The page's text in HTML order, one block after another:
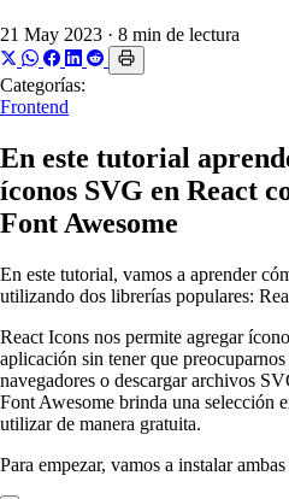
21 May 2023 · 8 min de lectura
Categorías:
Frontend
En este tutorial
íconos SVG en React
Font Awesome
En este tutorial, vamos a aprender
utilizando dos librerías populares:
React Icons nos permite agregar
aplicación sin tener que
navegadores o descargar archivos
Font Awesome brinda una selección
utilizar de manera gratuita.
Para empezar, vamos a instalar